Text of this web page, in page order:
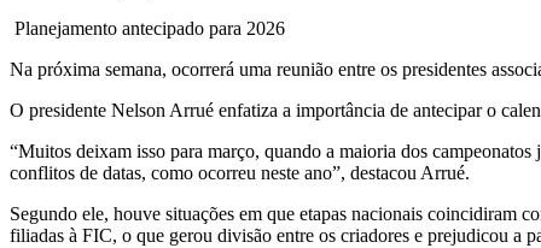
️ Planejamento antecipado para 2026
Na próxima semana, ocorrerá uma reunião entre os presidentes
O presidente Nelson Arrué enfatiza a importância de antecipar o
“Muitos deixam isso para março, quando a maioria dos
conflitos de datas, como ocorreu neste ano”, destacou Arrué.
Segundo ele, houve situações em que etapas nacionais coincidiram
filiadas à FIC, o que gerou divisão entre os criadores e prejudicou a